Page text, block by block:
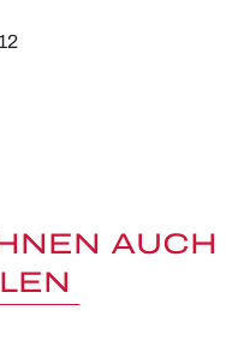
AUCH